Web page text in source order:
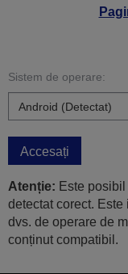
Sistem de operare:
Accesați
Atenție: Este
detectat corect. Este
dvs. de operare de
conținut compatibil.